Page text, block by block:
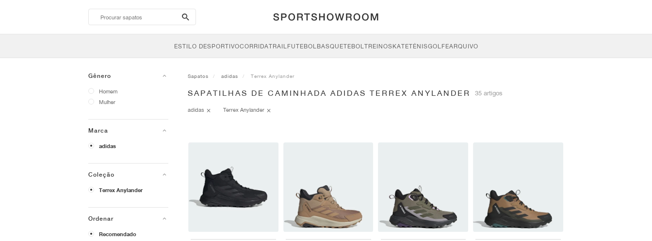
search-
btn
ESTILO DESPORTIVOCORRIDATRAILFUTEBOLBASQUETEBOLTREINOSKATETÉNISGOLFEARQUIVO
Gênero
Homem
Mulher
Marca
adidas
Coleção
Terrex Anylander
Ordenar
Recomendado
Sapatos adidas Terrex Anylander
SAPATILHAS DE CAMINHADA ADIDAS TERREX ANYLANDER 35 artigos
adidas Terrex Anylander